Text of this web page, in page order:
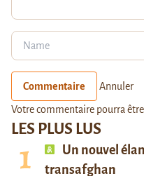
LES PLUS LUS
Un nouvel
transafghan
Commentaire Annuler
Votre commentaire pourra